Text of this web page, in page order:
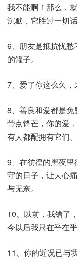
我不能啊！那么，
沉默，它胜过一切话
6、朋友是抵抗忧
的罐子。
7、爱了你这么久，
8、善良和爱都是
带点锋芒，你的爱
有人都配拥有它们。
9、在彷徨的黑夜
守的日子，让人心
与无奈。
10、以前，我错了
今以后我只在乎在乎
11、你的近况已与